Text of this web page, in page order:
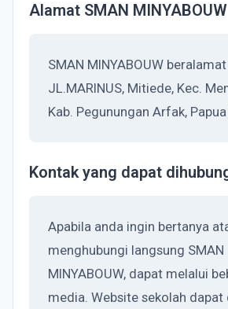
Alamat SMAN MINYABOUW
SMAN MINYABOUW
JL.MARINUS, Mitiede, Kec.
Kab. Pegunungan Arfak,
Kontak yang dapat
Apabila anda ingin bertanya
menghubungi langsung SMAN
MINYABOUW, dapat melalui
media. Website sekolah dapat